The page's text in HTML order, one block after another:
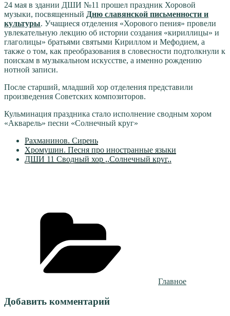
24 мая в здании ДШИ №11 прошел праздник Хоровой
музыки, посвященный Дню славянской письменности и
культуры. Учащиеся отделения «Хорового пения» провели
увлекательную лекцию об истории создания «кириллицы» и
глаголицы» братьями святыми Кириллом и Мефодием, а
также о том, как преобразования в словесности подтолкнули к
поискам в музыкальном искусстве, а именно рождению
нотной записи.
После старший, младший хор отделения представили
произведения Советских композиторов.
Кульминация праздника стало исполнение сводным хором
«Акварель» песни «Солнечный круг»
Рахманинов. Сирень
Хромушин. Песня про иностранные языки
ДШИ 11 Сводный хор ,,Солнечный круг,,
Главное
Добавить комментарий